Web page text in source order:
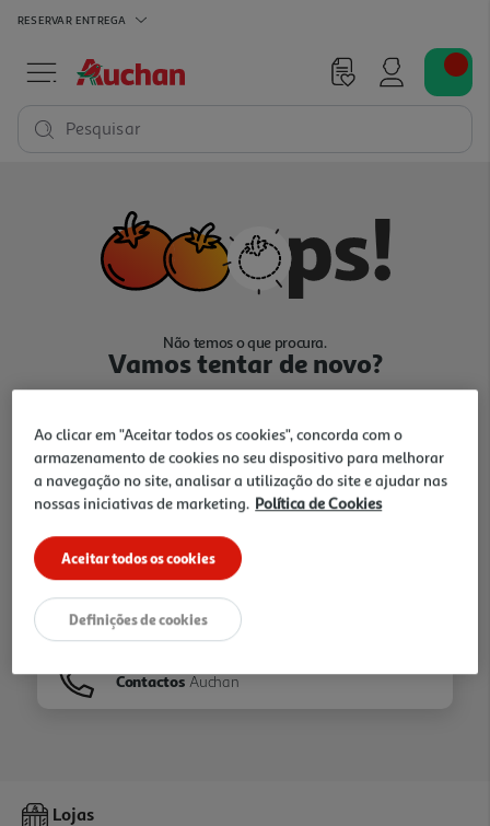
RESERVAR ENTREGA
Pesquisar
Não temos o que procura.
Vamos tentar de novo?
Ir para Homepage
Folhetos
Contactos Auchan
Lojas
Ao clicar em "Aceitar todos os cookies", concorda com o
armazenamento de cookies no seu dispositivo para melhorar
a navegação no site, analisar a utilização do site e ajudar nas
nossas iniciativas de marketing. Política de Cookies
Aceitar todos os cookies
Definições de cookies